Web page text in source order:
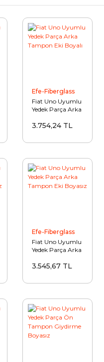
Efe-Fiberglass
Fiat Uno Uyumlu
Yedek Parça Arka
Boyalı
3.754,24 TL
Efe-Fiberglass
Fiat Uno Uyumlu
Yedek Parça Arka
Boyasız
3.545,67 TL